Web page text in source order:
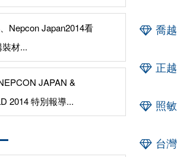
Nepcon Japan2014看
材...
JAPAN &
2014 特別報導...
喬
正
照
台